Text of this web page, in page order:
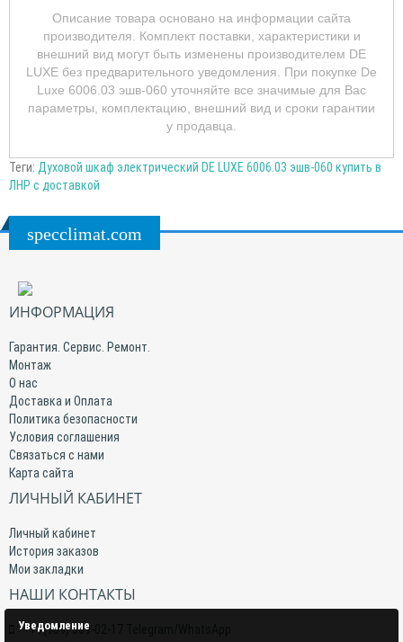
Описание товара основано на информации сайта
производителя. Комплект поставки, характеристики и
внешний вид могут быть изменены производителем DE
LUXE без предварительного уведомления. При покупке De
Luxe 6006.03 эшв-060 уточняйте все значимые для Вас
параметры, комплектацию, внешний вид и сроки гарантии
у продавца.
Теги: Духовой шкаф электрический DE LUXE 6006.03 эшв-060 купить в
ЛНР с доставкой
specclimat.com
ИНФОРМАЦИЯ
Гарантия. Сервис. Ремонт.
Монтаж
О нас
Доставка и Оплата
Политика безопасности
Условия соглашения
Связаться с нами
Карта сайта
ЛИЧНЫЙ КАБИНЕТ
Личный кабинет
История заказов
Мои закладки
НАШИ КОНТАКТЫ
+7(959) 509-02-17 Telegram/WhatsApp
Уведомление